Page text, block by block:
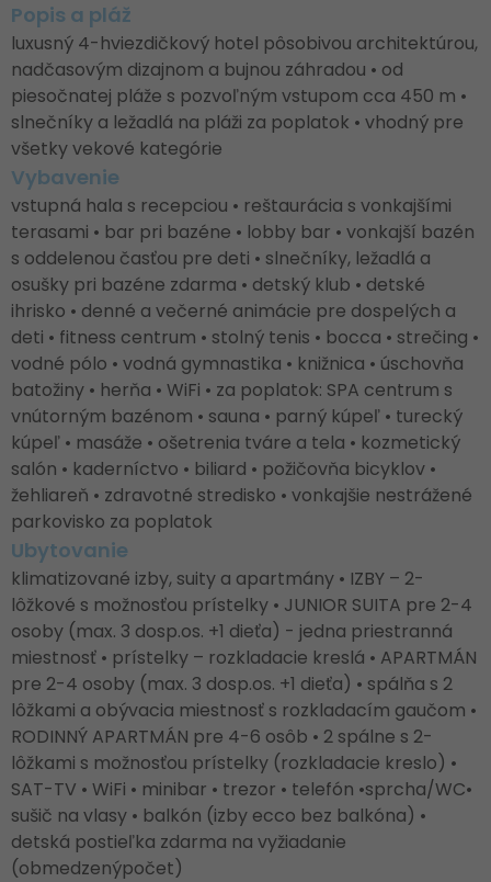
Popis a pláž
luxusný 4-hviezdičkový hotel pôsobivou architektúrou,
nadčasovým dizajnom a bujnou záhradou • od
piesočnatej pláže s pozvoľným vstupom cca 450 m •
slnečníky a ležadlá na pláži za poplatok • vhodný pre
všetky vekové kategórie
Vybavenie
vstupná hala s recepciou • reštaurácia s vonkajšími
terasami • bar pri bazéne • lobby bar • vonkajší bazén
s oddelenou časťou pre deti • slnečníky, ležadlá a
osušky pri bazéne zdarma • detský klub • detské
ihrisko • denné a večerné animácie pre dospelých a
deti • fitness centrum • stolný tenis • bocca • strečing •
vodné pólo • vodná gymnastika • knižnica • úschovňa
batožiny • herňa • WiFi • za poplatok: SPA centrum s
vnútorným bazénom • sauna • parný kúpeľ • turecký
kúpeľ • masáže • ošetrenia tváre a tela • kozmetický
salón • kaderníctvo • biliard • požičovňa bicyklov •
žehliareň • zdravotné stredisko • vonkajšie nestrážené
parkovisko za poplatok
Ubytovanie
klimatizované izby, suity a apartmány • IZBY – 2-
lôžkové s možnosťou prístelky • JUNIOR SUITA pre 2-4
osoby (max. 3 dosp.os. +1 dieťa) - jedna priestranná
miestnosť • prístelky – rozkladacie kreslá • APARTMÁN
pre 2-4 osoby (max. 3 dosp.os. +1 dieťa) • spálňa s 2
lôžkami a obývacia miestnosť s rozkladacím gaučom •
RODINNÝ APARTMÁN pre 4-6 osôb • 2 spálne s 2-
lôžkami s možnosťou prístelky (rozkladacie kreslo) •
SAT-TV • WiFi • minibar • trezor • telefón •sprcha/WC•
sušič na vlasy • balkón (izby ecco bez balkóna) •
detská postieľka zdarma na vyžiadanie
(obmedzenýpočet)